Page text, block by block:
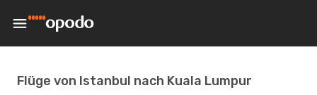
Flüge von Istanbul nach Kuala Lumpur